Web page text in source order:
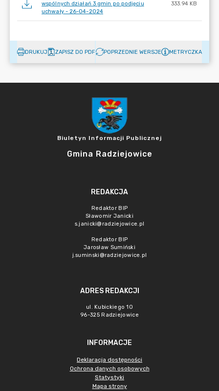
wspólnych działań 3 gmin po podjęciu
uchwały - 26-04-2024
333.94 KB
DRUKUJ ZAPISZ DO PDF POPRZEDNIE WERSJE METRYCZKA
Biuletyn Informacji Publicznej
Gmina Radziejowice
REDAKCJA
Redaktor BIP
Sławomir Janicki
s.janicki@radziejowice.pl
Redaktor BIP
Jarosław Sumiński
j.suminski@radziejowice.pl
ADRES REDAKCJI
ul. Kubickiego 10
96-325 Radziejowice
INFORMACJE
Deklaracja dostępności
Ochrona danych osobowych
Statystyki
Mapa strony